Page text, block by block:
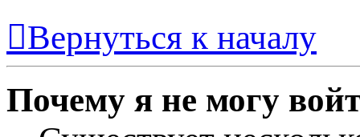
Вернуться к началу
Почему я не могу